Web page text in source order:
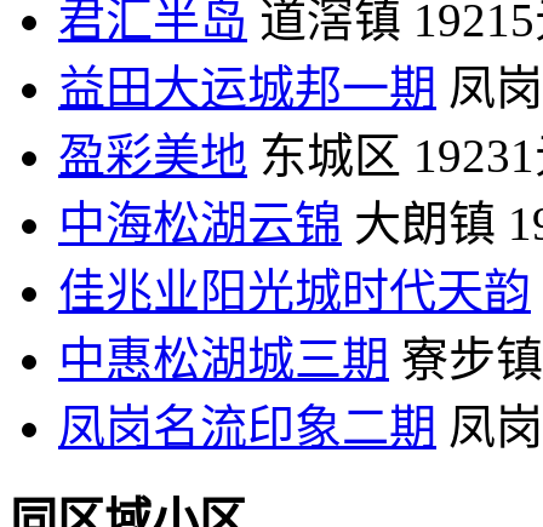
君汇半岛 道滘镇
益田大运城邦一期 凤
盈彩美地 东城区
中海松湖云锦 大朗镇
佳兆业阳光城时代天韵
中惠松湖城三期 寮步镇
凤岗名流印象二期 凤